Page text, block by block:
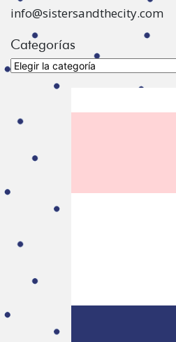
info@sistersandthecity.com
Categorías
Categorías